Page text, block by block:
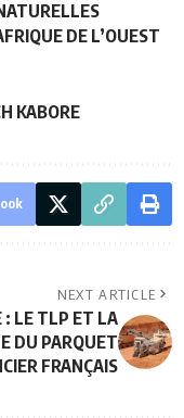
DE L’OUEST
KABORE
NEXT ARTICLE
: LE TLP ET LA
DU PARQUET
FRANÇAIS